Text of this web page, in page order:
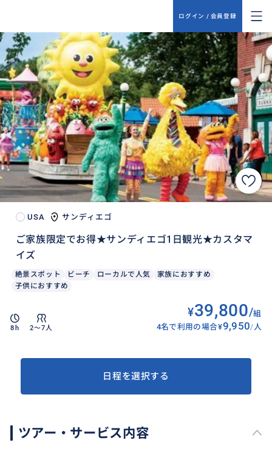
ログイン / 会員登録
USA サンディエゴ
ご家族限定でお得★サンディエゴ1日観光★カスタマ
イズ
絶景スポット ビーチ ローカルで人気
家族におすすめ
子供におすすめ
8h 2〜7人
¥39,800/組
4名で利用の場合¥9,950/人
日程を選択する
ツアー・サービス内容